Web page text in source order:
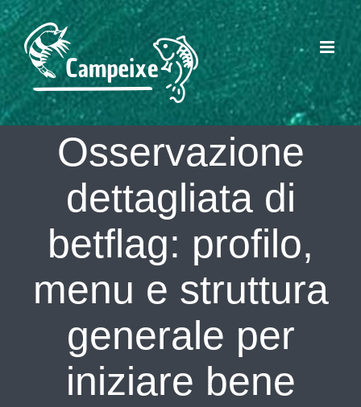
Skip
to
content
Osservazione
dettagliata di
betflag: profilo,
menu e struttura
generale per
iniziare bene